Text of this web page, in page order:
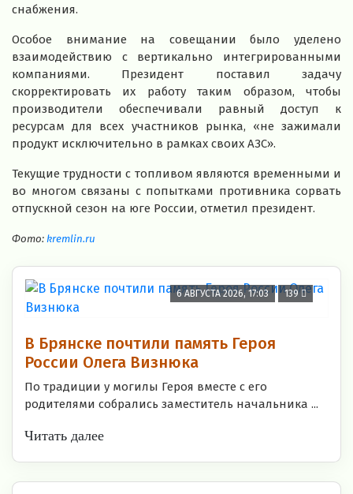
снабжения.
Особое внимание на совещании было уделено
взаимодействию с вертикально интегрированными
компаниями. Президент поставил задачу
скорректировать их работу таким образом, чтобы
производители обеспечивали равный доступ к
ресурсам для всех участников рынка, «не зажимали
продукт исключительно в рамках своих АЗС».
Текущие трудности с топливом являются временными и
во многом связаны с попытками противника сорвать
отпускной сезон на юге России, отметил президент.
Фото:kremlin.ru
6 АВГУСТА 2026, 17:03 139
В Брянске почтили память Героя
России Олега Визнюка
По традиции у могилы Героя вместе с его
родителями собрались заместитель начальника ...
Читать далее